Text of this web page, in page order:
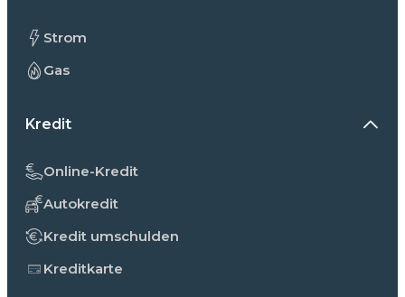
Strom
Gas
Kredit
Online-Kredit
Autokredit
Kredit umschulden
Kreditkarte